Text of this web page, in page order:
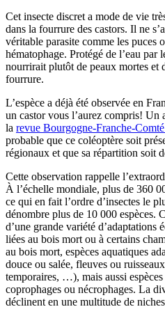
Cet insecte discret a mode de vie
dans la fourrure des castors. Il ne
véritable parasite comme les puces
hématophage. Protégé de l’eau par
nourrirait plutôt de peaux mortes et
fourrure.
L’espèce a déjà été observée en
un castor vous l’aurez compris! Un
la revue Bourgogne-Franche-
probable que ce coléoptère soit
régionaux et que sa répartition soit
Cette observation rappelle
À l’échelle mondiale, plus de 360
ce qui en fait l’ordre d’insectes le
dénombre plus de 10 000 espèces.
d’une grande variété d’adaptations
liées au bois mort ou à certains
au bois mort, espèces aquatiques
douce ou salée, fleuves ou
temporaires, …), mais aussi
coprophages ou nécrophages. La
déclinent en une multitude de